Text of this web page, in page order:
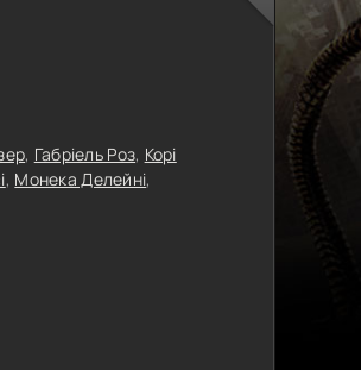
, Габріель Роз, Корі
, Монека Делейні,